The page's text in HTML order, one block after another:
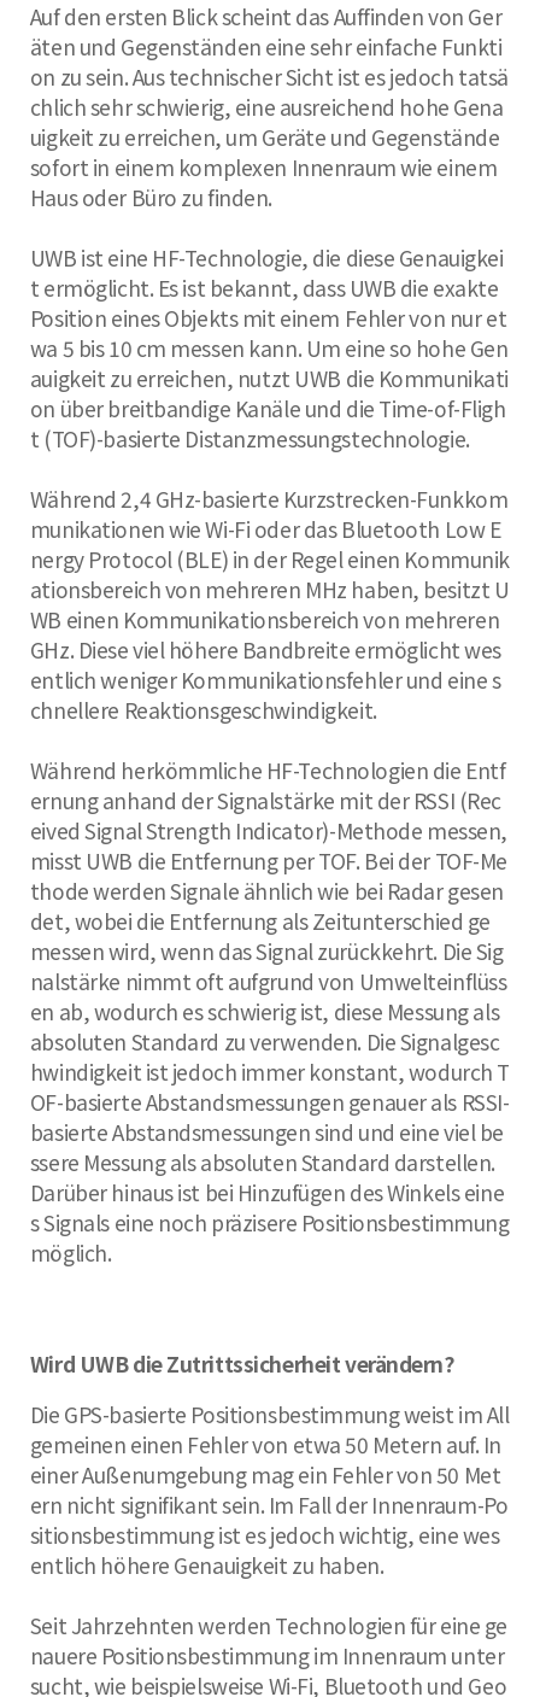
Auf den ersten Blick scheint das Auffinden von Ger
äten und Gegenständen eine sehr einfache Funkti
on zu sein. Aus technischer Sicht ist es jedoch tatsä
chlich sehr schwierig, eine ausreichend hohe Gena
uigkeit zu erreichen, um Geräte und Gegenstände
sofort in einem komplexen Innenraum wie einem
Haus oder Büro zu finden.
UWB ist eine HF-Technologie, die diese Genauigkei
t ermöglicht. Es ist bekannt, dass UWB die exakte
Position eines Objekts mit einem Fehler von nur et
wa 5 bis 10 cm messen kann. Um eine so hohe Gen
auigkeit zu erreichen, nutzt UWB die Kommunikati
on über breitbandige Kanäle und die Time-of-Fligh
t (TOF)-basierte Distanzmessungstechnologie.
Während 2,4 GHz-basierte Kurzstrecken-Funkkom
munikationen wie Wi-Fi oder das Bluetooth Low E
nergy Protocol (BLE) in der Regel einen Kommunik
ationsbereich von mehreren MHz haben, besitzt U
WB einen Kommunikationsbereich von mehreren
GHz. Diese viel höhere Bandbreite ermöglicht wes
entlich weniger Kommunikationsfehler und eine s
chnellere Reaktionsgeschwindigkeit.
Während herkömmliche HF-Technologien die Entf
ernung anhand der Signalstärke mit der RSSI (Rec
eived Signal Strength Indicator)-Methode messen,
misst UWB die Entfernung per TOF. Bei der TOF-Me
thode werden Signale ähnlich wie bei Radar gesen
det, wobei die Entfernung als Zeitunterschied ge
messen wird, wenn das Signal zurückkehrt. Die Sig
nalstärke nimmt oft aufgrund von Umwelteinflüss
en ab, wodurch es schwierig ist, diese Messung als
absoluten Standard zu verwenden. Die Signalgesc
hwindigkeit ist jedoch immer konstant, wodurch T
OF-basierte Abstandsmessungen genauer als RSSI-
basierte Abstandsmessungen sind und eine viel be
ssere Messung als absoluten Standard darstellen.
Darüber hinaus ist bei Hinzufügen des Winkels eine
s Signals eine noch präzisere Positionsbestimmung
möglich.
Wird UWB die Zutrittssicherheit verändern?
Die GPS-basierte Positionsbestimmung weist im All
gemeinen einen Fehler von etwa 50 Metern auf. In
einer Außenumgebung mag ein Fehler von 50 Met
ern nicht signifikant sein. Im Fall der Innenraum-Po
sitionsbestimmung ist es jedoch wichtig, eine wes
entlich höhere Genauigkeit zu haben.
Seit Jahrzehnten werden Technologien für eine ge
nauere Positionsbestimmung im Innenraum unter
sucht, wie beispielsweise Wi-Fi, Bluetooth und Geo